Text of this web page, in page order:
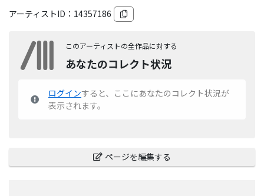
アーティストID： 14357186
このアーティストの全作品に対する
あなたのコレクト状況
ログインすると、ここにあなたのコレクト状況が
表示されます。
ページを編集する